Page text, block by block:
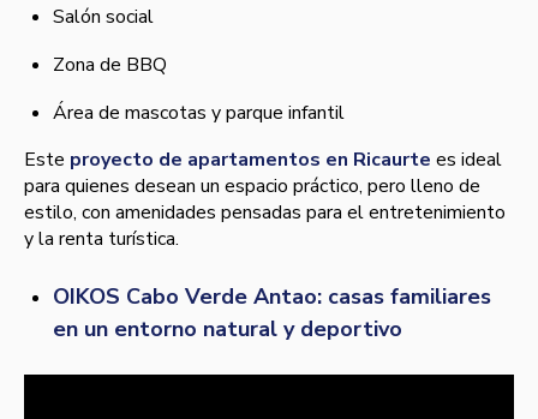
Salón social
Zona de BBQ
Área de mascotas y parque infantil
Este proyecto de apartamentos en Ricaurte es ideal
para quienes desean un espacio práctico, pero lleno de
estilo, con amenidades pensadas para el entretenimiento
y la renta turística.
OIKOS Cabo Verde Antao: casas familiares
en un entorno natural y deportivo